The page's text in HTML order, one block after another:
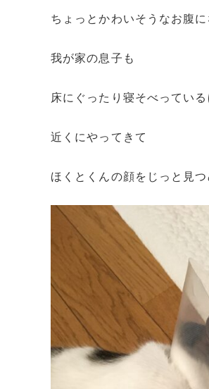
ちょっとかわいそうなお腹に
我が家の息子も
床にぐったり寝そべってい
近くにやってきて
ほくとくんの顔をじっと見つ